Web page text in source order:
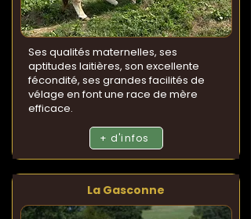
Ses qualités maternelles, ses
aptitudes laitières, son excellente
fécondité, ses grandes facilités de
vélage en font une race de mère
efficace.
+ d'infos
La Gasconne